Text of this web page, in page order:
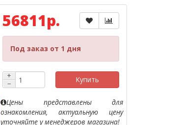
56811р.
Под заказ от 1 дня
+
−
Купить
Цены представлены для
ознакомления, актуальную цену
уточняйте у менеджеров магазина!